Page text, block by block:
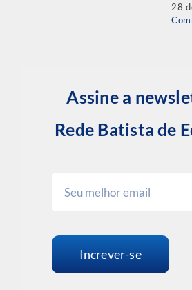
28
Assine a
Rede Batista de
Increver-se